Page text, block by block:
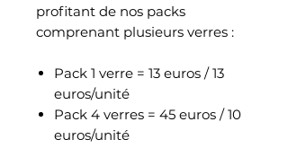
profitant de nos packs
comprenant plusieurs verres :
Pack 1 verre = 13 euros / 13
euros/unité
Pack 4 verres = 45 euros / 10
euros/unité